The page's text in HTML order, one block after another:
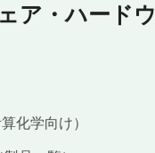
ア・ハードウ
化学向け）